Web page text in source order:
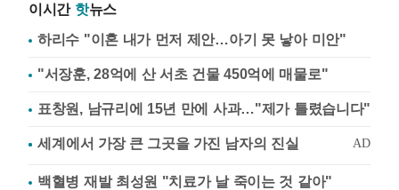
이시간 핫뉴스
하리수 "이혼 내가 먼저 제안…아기 못 낳아 미안"
"서장훈, 28억에 산 서초 건물 450억에 매물로"
표창원, 남규리에 15년 만에 사과…"제가 틀렸습니다"
백혈병 재발 최성원 "치료가 날 죽이는 것 같아"